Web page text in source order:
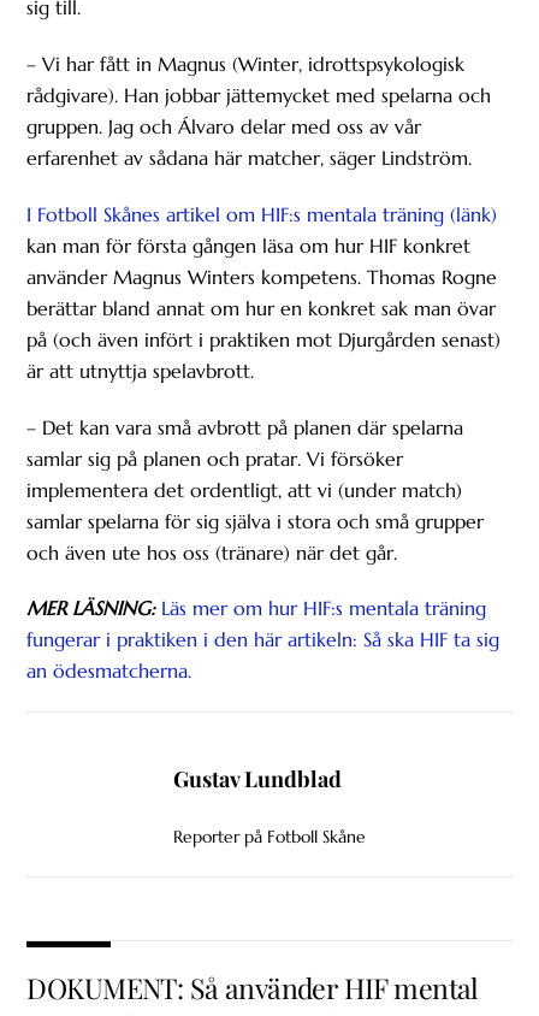
sig till.
– Vi har fått in Magnus (Winter, idrottspsykologisk
rådgivare). Han jobbar jättemycket med spelarna och
gruppen. Jag och Álvaro delar med oss av vår
erfarenhet av sådana här matcher, säger Lindström.
I Fotboll Skånes artikel om HIF:s mentala träning (länk)
kan man för första gången läsa om hur HIF konkret
använder Magnus Winters kompetens. Thomas Rogne
berättar bland annat om hur en konkret sak man övar
på (och även infört i praktiken mot Djurgården senast)
är att utnyttja spelavbrott.
– Det kan vara små avbrott på planen där spelarna
samlar sig på planen och pratar. Vi försöker
implementera det ordentligt, att vi (under match)
samlar spelarna för sig själva i stora och små grupper
och även ute hos oss (tränare) när det går.
MER LÄSNING: Läs mer om hur HIF:s mentala träning
fungerar i praktiken i den här artikeln: Så ska HIF ta sig
an ödesmatcherna.
Gustav Lundblad
Reporter på Fotboll Skåne
DOKUMENT: Så använder HIF mental